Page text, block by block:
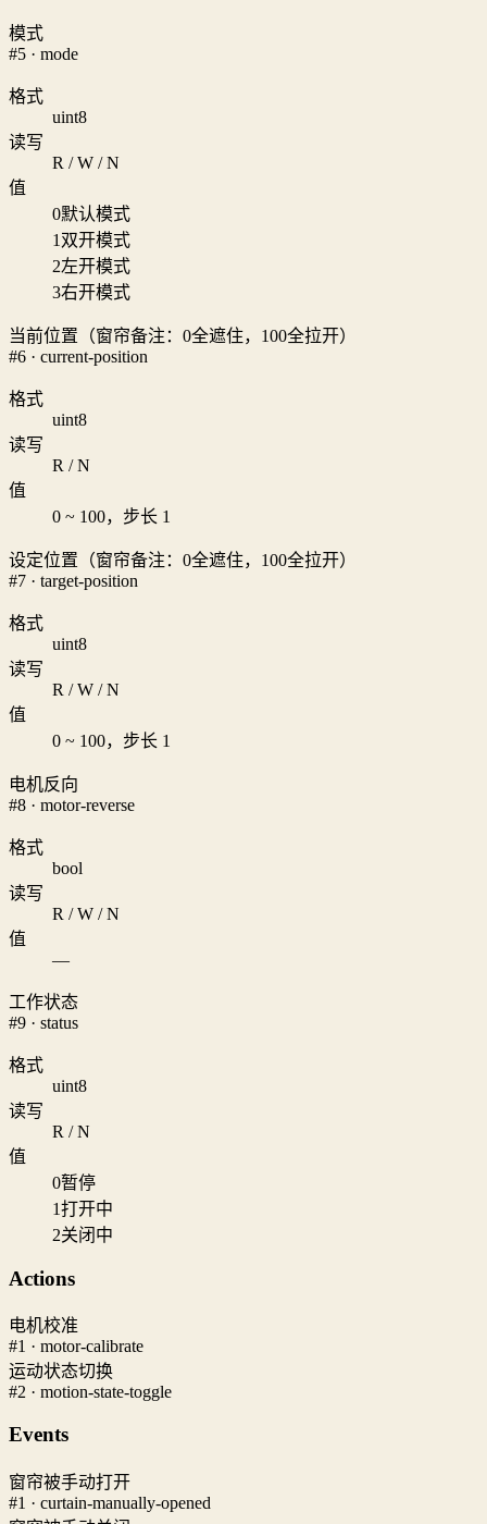
模式
#5 · mode
格式
uint8
读写
R / W / N
值
0默认模式
1 双开模式
2左开模式
3右开模式
当前位置（窗帘备注：0全遮住，100全拉开）
#6 · current-position
格式
uint8
读写
R / N
值
0 ~ 100，步长 1
设定位置（窗帘备注：0全遮住，100全拉开）
#7 · target-position
格式
uint8
读写
R / W / N
值
0 ~ 100，步长 1
电机反向
#8 · motor-reverse
格式
bool
读写
R / W / N
值
—
工作状态
#9 · status
格式
uint8
读写
R / N
值
0暂停
1打开中
2关闭中
Actions
电机校准
#1 · motor-calibrate
运动状态切换
#2 · motion-state-toggle
Events
窗帘被手动打开
#1 · curtain-manually-opened